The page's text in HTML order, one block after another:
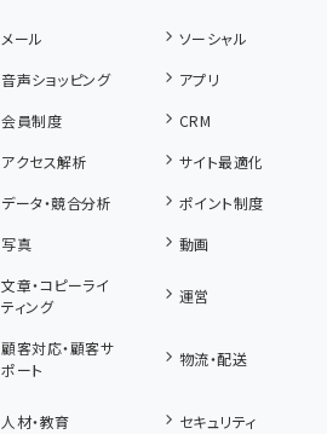
メール
ソーシャル
音声ショッピング
アプリ
会員制度
CRM
アクセス解析
サイト最適化
データ・競合分析
ポイント制度
写真 動画
文章・コピーライ
ティング
運営
顧客対応・顧客サ
ポート
物流・配送
人材・教育 セキュリティ